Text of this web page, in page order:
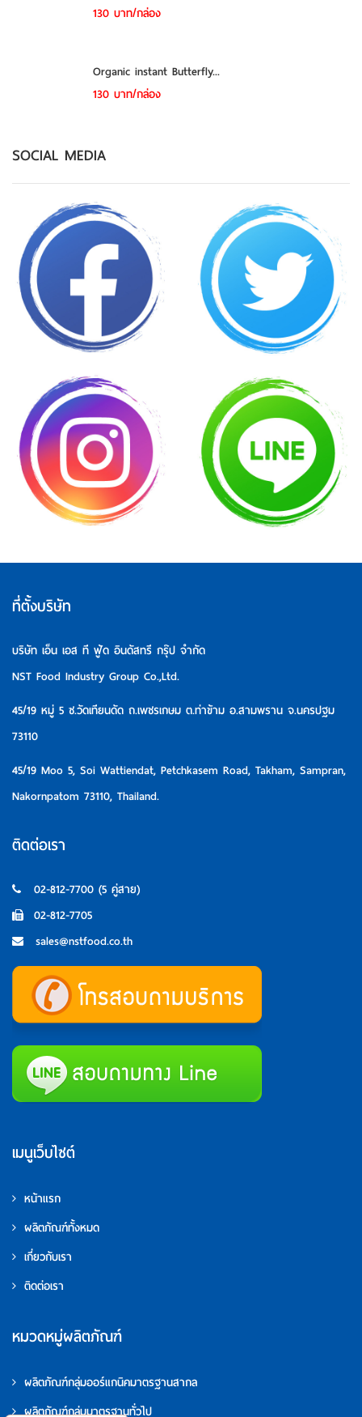
130 บาท/กล่อง
Organic instant Butterfly...
130 บาท/กล่อง
SOCIAL MEDIA
ที่ตั้งบริษัท
บริษัท เอ็น เอส ที ฟู้ด อินดัสทรี กรุ๊ป จำกัด
NST Food Industry Group Co.,Ltd.
45/19 หมู่ 5 ซ.วัดเทียนดัด ถ.เพชรเกษม ต.ท่าข้าม อ.สามพราน จ.นครปฐม
73110
45/19 Moo 5, Soi Wattiendat, Petchkasem Road, Takham, Sampran,
Nakornpatom 73110, Thailand.
ติดต่อเรา
02-812-7700 (5 คู่สาย)
02-812-7705
sales@nstfood.co.th
เมนูเว็บไซต์
หน้าแรก
ผลิตภัณฑ์ทั้งหมด
เกี่ยวกับเรา
ติดต่อเรา
หมวดหมู่ผลิตภัณฑ์
ผลิตภัณฑ์กลุ่มออร์แกนิคมาตรฐานสากล
ผลิตภัณฑ์กลุ่มมาตรฐานทั่วไป